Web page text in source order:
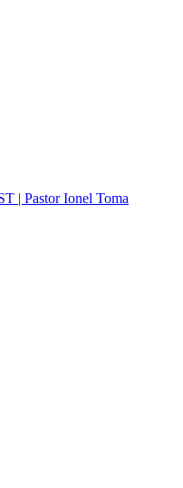
| Pastor Ionel Toma